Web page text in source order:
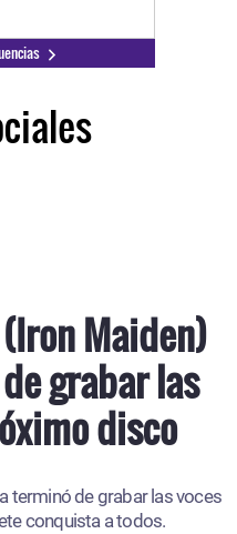
Maiden)
grabar las
disco
terminó de grabar las voces
conquista a todos.